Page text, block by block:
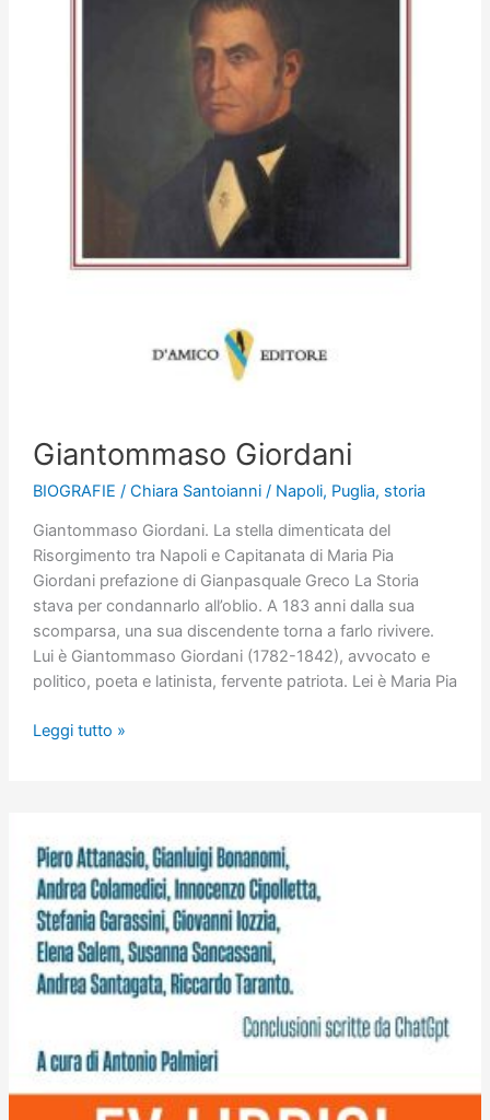
Giantommaso Giordani
BIOGRAFIE / Chiara Santoianni / Napoli, Puglia, storia
Giantommaso Giordani. La stella dimenticata del
Risorgimento tra Napoli e Capitanata di Maria Pia
Giordani prefazione di Gianpasquale Greco La Storia
stava per condannarlo all’oblio. A 183 anni dalla sua
scomparsa, una sua discendente torna a farlo rivivere.
Lui è Giantommaso Giordani (1782-1842), avvocato e
politico, poeta e latinista, fervente patriota. Lei è Maria Pia
Giantommaso
Leggi tutto »